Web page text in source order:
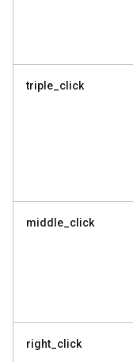
triple_click
middle_click
right_click